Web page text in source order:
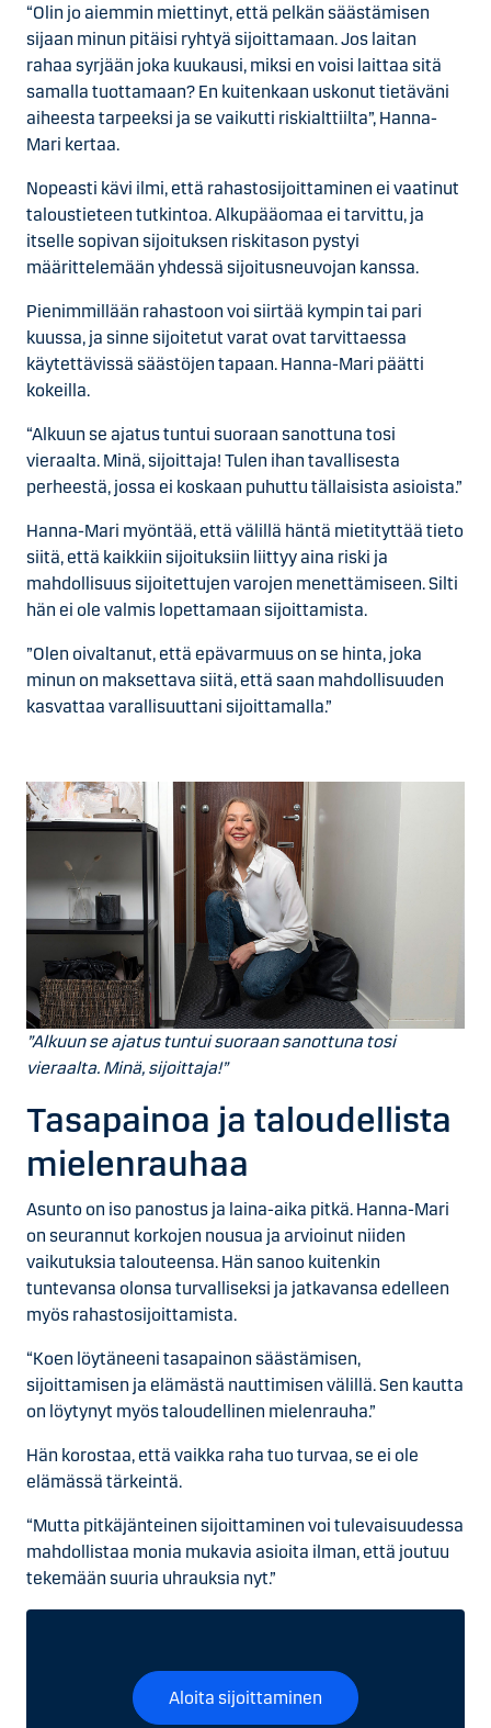
“Olin jo aiemmin miettinyt, että pelkän säästämisen
sijaan minun pitäisi ryhtyä sijoittamaan. Jos laitan
rahaa syrjään joka kuukausi, miksi en voisi laittaa sitä
samalla tuottamaan? En kuitenkaan uskonut tietäväni
aiheesta tarpeeksi ja se vaikutti riskialttiilta”, Hanna-
Mari kertaa.
Nopeasti kävi ilmi, että rahastosijoittaminen ei vaatinut
taloustieteen tutkintoa. Alkupääomaa ei tarvittu, ja
itselle sopivan sijoituksen riskitason pystyi
määrittelemään yhdessä sijoitusneuvojan kanssa.
Pienimmillään rahastoon voi siirtää kympin tai pari
kuussa, ja sinne sijoitetut varat ovat tarvittaessa
käytettävissä säästöjen tapaan. Hanna-Mari päätti
kokeilla.
“Alkuun se ajatus tuntui suoraan sanottuna tosi
vieraalta. Minä, sijoittaja! Tulen ihan tavallisesta
perheestä, jossa ei koskaan puhuttu tällaisista asioista.”
Hanna-Mari myöntää, että välillä häntä mietityttää tieto
siitä, että kaikkiin sijoituksiin liittyy aina riski ja
mahdollisuus sijoitettujen varojen menettämiseen. Silti
hän ei ole valmis lopettamaan sijoittamista.
”Olen oivaltanut, että epävarmuus on se hinta, joka
minun on maksettava siitä, että saan mahdollisuuden
kasvattaa varallisuuttani sijoittamalla.”
”Alkuun se ajatus tuntui suoraan sanottuna tosi
vieraalta. Minä, sijoittaja!”
Tasapainoa ja taloudellista
mielenrauhaa
Asunto on iso panostus ja laina-aika pitkä. Hanna-Mari
on seurannut korkojen nousua ja arvioinut niiden
vaikutuksia talouteensa. Hän sanoo kuitenkin
tuntevansa olonsa turvalliseksi ja jatkavansa edelleen
myös rahastosijoittamista.
“Koen löytäneeni tasapainon säästämisen,
sijoittamisen ja elämästä nauttimisen välillä. Sen kautta
on löytynyt myös taloudellinen mielenrauha.”
Hän korostaa, että vaikka raha tuo turvaa, se ei ole
elämässä tärkeintä.
“Mutta pitkäjänteinen sijoittaminen voi tulevaisuudessa
mahdollistaa monia mukavia asioita ilman, että joutuu
tekemään suuria uhrauksia nyt.”
Aloita sijoittaminen